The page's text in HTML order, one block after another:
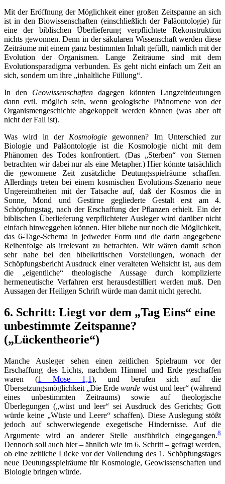
Mit der Eröffnung der Möglichkeit einer großen Zeitspanne an sich
ist in den Biowissenschaften (einschließlich der Paläontologie) für
eine der biblischen Überlieferung verpflichtete Rekonstruktion
nichts gewonnen. Denn in der säkularen Wissenschaft werden diese
Zeiträume mit einem ganz bestimmten Inhalt gefüllt, nämlich mit der
Evolution der Organismen. Lange Zeiträume sind mit dem
Evolutionsparadigma verbunden. Es geht nicht einfach um Zeit an
sich, sondern um ihre „inhaltliche Füllung“.
In den Geowissenschaften dagegen könnten Langzeitdeutungen
dann evtl. möglich sein, wenn geologische Phänomene von der
Organismengeschichte abgekoppelt werden können (was aber oft
nicht der Fall ist).
Was wird in der Kosmologie gewonnen? Im Unterschied zur
Biologie und Paläontologie ist die Kosmologie nicht mit dem
Phänomen des Todes konfrontiert. (Das „Sterben“ von Sternen
betrachten wir dabei nur als eine Metapher.) Hier könnte tatsächlich
die gewonnene Zeit zusätzliche Deutungsspielräume schaffen.
Allerdings treten bei einem kosmischen Evolutions-Szenario neue
Ungereimtheiten mit der Tatsache auf, daß der Kosmos die in
Sonne, Mond und Gestirne gegliederte Gestalt erst am 4.
Schöpfungstag, nach der Erschaffung der Pflanzen erhielt. Ein der
biblischen Überlieferung verpflichteter Ausleger wird darüber nicht
einfach hinweggehen können. Hier bliebe nur noch die Möglichkeit,
das 6-Tage-Schema in jedweder Form und die darin angegebene
Reihenfolge als irrelevant zu betrachten. Wir wären damit schon
sehr nahe bei den bibelkritischen Vorstellungen, wonach der
Schöpfungsbericht Ausdruck einer veralteten Weltsicht ist, aus dem
die „eigentliche“ theologische Aussage durch komplizierte
hermeneutische Verfahren erst herausdestilliert werden muß. Den
Aussagen der Heiligen Schrift würde man damit nicht gerecht.
6. Schritt: Liegt vor dem „Tag Eins“ eine
unbestimmte Zeitspanne?
(„Lückentheorie“)
Manche Ausleger sehen einen zeitlichen Spielraum vor der
Erschaffung des Lichts, nachdem Himmel und Erde geschaffen
waren (1 Mose 1,1), und berufen sich auf die
Übersetzungsmöglichkeit „Die Erdewurde wüst und leer“ (während
eines unbestimmten Zeitraums) sowie auf theologische
Überlegungen („wüst und leer“ sei Ausdruck des Gerichts; Gott
würde keine „Wüste und Leere“ schaffen). Diese Auslegung stößt
jedoch auf schwerwiegende exegetische Hindernisse. Auf die
Argumente wird an anderer Stelle ausführlich eingegangen.8
Dennoch soll auch hier – ähnlich wie im 6. Schritt – gefragt werden,
ob eine zeitliche Lücke vor der Vollendung des 1. Schöpfungstages
neue Deutungsspielräume für Kosmologie, Geowissenschaften und
Biologie bringen würde.